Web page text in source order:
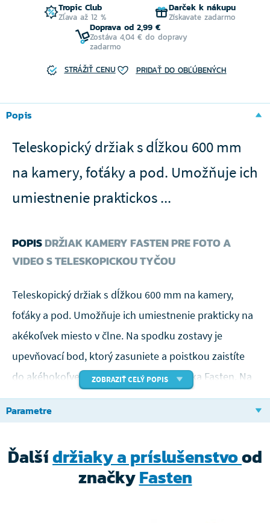
Tropic Club
Zľava až 12 %
Darček k nákupu
Získavate zadarmo
Doprava od 2,99 €
Zostáva 4,04 € do dopravy
zadarmo
STRÁŽIŤ CENU
PRIDAŤ DO OBĽÚBENÝCH
Popis
Teleskopický držiak s dĺžkou 600 mm
na kamery, foťáky a pod. Umožňuje ich
umiestnenie praktickos ...
POPISDRŽIAK KAMERY FASTEN PRE FOTO A
VIDEO S TELESKOPICKOU TYČOU
Teleskopický držiak s dĺžkou 600 mm na kamery,
foťáky a pod. Umožňuje ich umiestnenie prakticky na
akékoľvek miesto v člne. Na spodku zostavy je
upevňovací bod, ktorý zasuniete a poistkou zaistíte
do akéhokoľvek rýchloupínacieho držiaka Fasten. Na
opačnom konci je závit na upevnenie kamery,
fotoaparátu alebo iného podobného zariadenia. Na
natočiť kameru do ľubovoľného uhla.
ZOBRAZIŤ CELÝ POPIS
Parametre
Ďalšídržiaky a príslušenstvood
značkyFasten